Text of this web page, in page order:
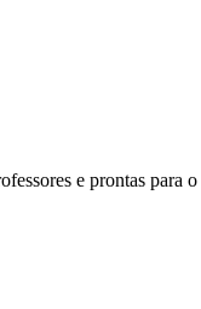
e prontas para o